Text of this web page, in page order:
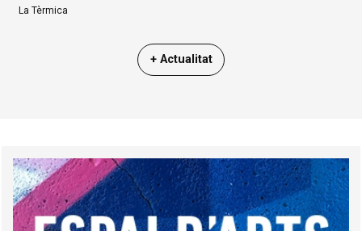
La Tèrmica
+ Actualitat